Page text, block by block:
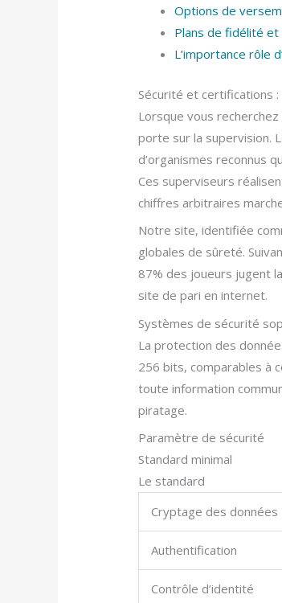
Options de
Plans de fidélité et
L’importance rôle
Sécurité et certifications
Lorsque vous
porte sur la supervision.
d’organismes reconnus
Ces superviseurs
chiffres arbitraires
Notre site, identifiée
globales de sûreté.
87% des joueurs jugent
site de pari en internet.
Systèmes de sécurité
La protection des
256 bits, comparables à
toute information
piratage.
Paramètre de sécurité
Standard minimal
Le standard
Cryptage des données
Authentification
Contrôle d’identité